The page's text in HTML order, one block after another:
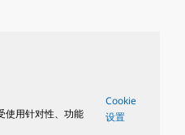
使用针对性、功能
Cookie
设置